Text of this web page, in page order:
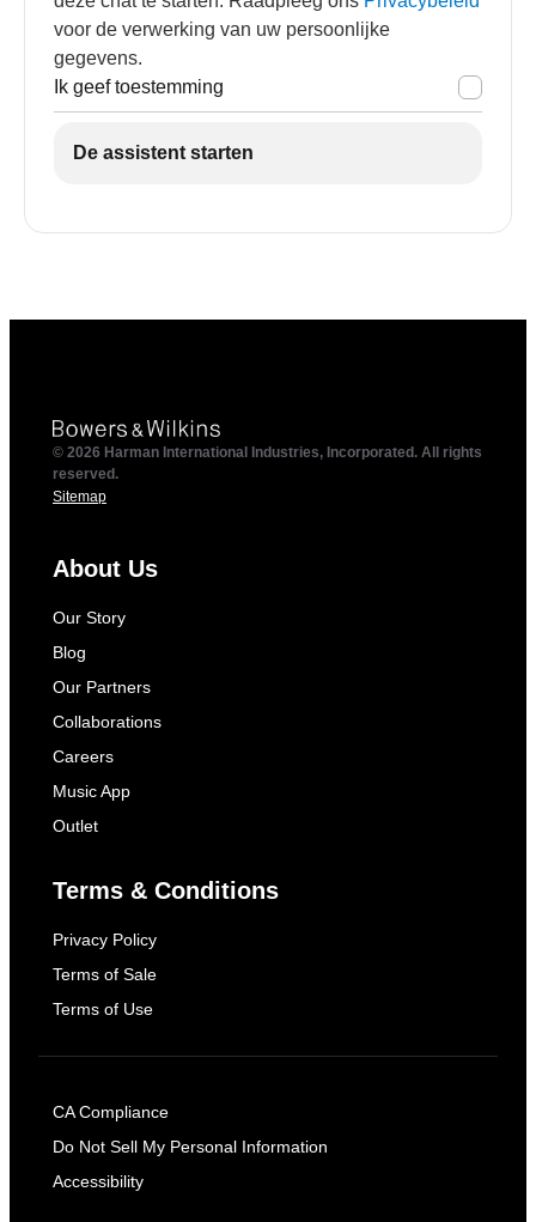
voor de verwerking van uw persoonlijke
gegevens.
Ik geef toestemming
De assistent starten
© 2026 Harman International Industries, Incorporated. All rights
reserved.
Sitemap
About Us
Our Story
Blog
Our Partners
Collaborations
Careers
Music App
Outlet
Terms & Conditions
Privacy Policy
Terms of Sale
Terms of Use
CA Compliance
Do Not Sell My Personal Information
Accessibility